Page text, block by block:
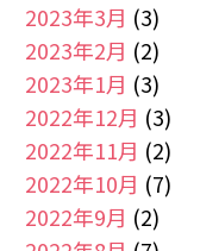
2023年3月 (3)
2023年2月 (2)
2023年1月 (3)
2022年12月 (3)
2022年11月 (2)
2022年10月 (7)
2022年9月 (2)